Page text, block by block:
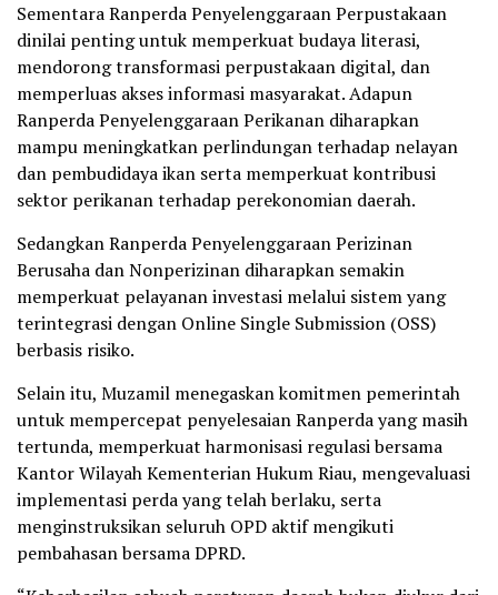
Sementara Ranperda Penyelenggaraan Perpustakaan
dinilai penting untuk memperkuat budaya literasi,
mendorong transformasi perpustakaan digital, dan
memperluas akses informasi masyarakat. Adapun
Ranperda Penyelenggaraan Perikanan diharapkan
mampu meningkatkan perlindungan terhadap nelayan
dan pembudidaya ikan serta memperkuat kontribusi
sektor perikanan terhadap perekonomian daerah.
Sedangkan Ranperda Penyelenggaraan Perizinan
Berusaha dan Nonperizinan diharapkan semakin
memperkuat pelayanan investasi melalui sistem yang
terintegrasi dengan Online Single Submission (OSS)
berbasis risiko.
Selain itu, Muzamil menegaskan komitmen pemerintah
untuk mempercepat penyelesaian Ranperda yang masih
tertunda, memperkuat harmonisasi regulasi bersama
Kantor Wilayah Kementerian Hukum Riau, mengevaluasi
implementasi perda yang telah berlaku, serta
menginstruksikan seluruh OPD aktif mengikuti
pembahasan bersama DPRD.